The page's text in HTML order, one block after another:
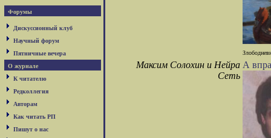
Форумы
Дискуссионный клуб
Научный форум
Пятничные вечера
О журнале
К читателю
Редколлегия
Авторам
Как читать РП
Пишут о нас
Максим Солохин и Нейра
Сеть
А